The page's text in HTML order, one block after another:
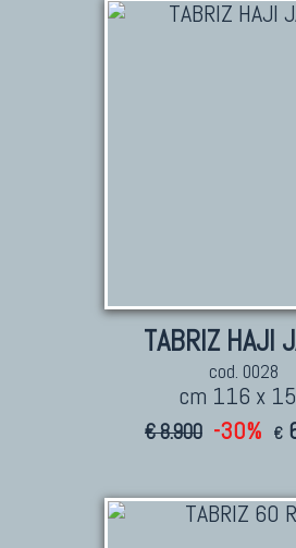
TABRIZ HAJI
cod. 0028
cm 116 x
€ 8.900 -30% €